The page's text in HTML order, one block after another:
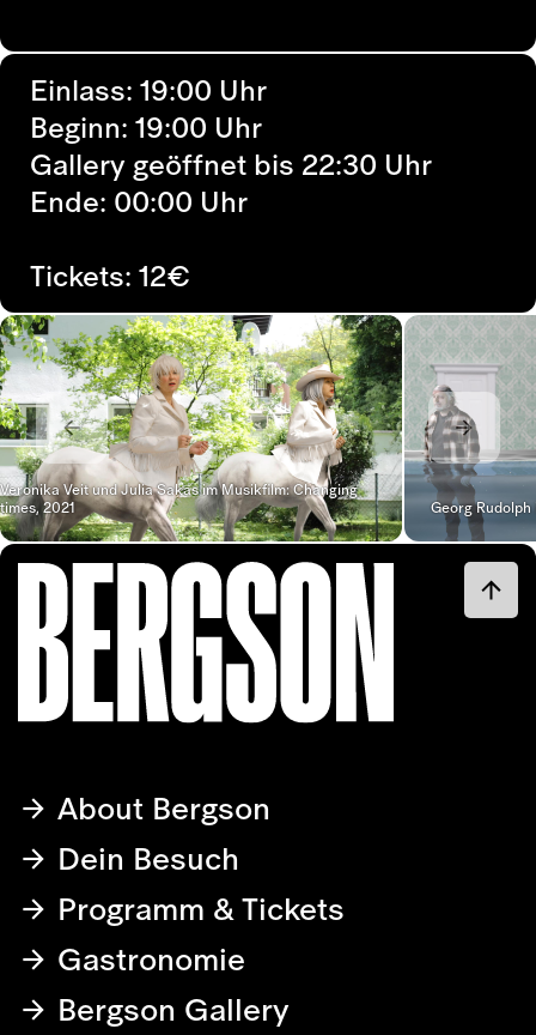
Einlass: 19:00 Uhr
Beginn: 19:00 Uhr
Gallery geöffnet bis 22:30 Uhr
Ende: 00:00 Uhr
Tickets: 12€
Veronika Veit und Julia Sakas im Musikfilm: Changing
times, 2021
Georg
About Bergson
Dein Besuch
Programm & Tickets
Gastronomie
Bergson Gallery